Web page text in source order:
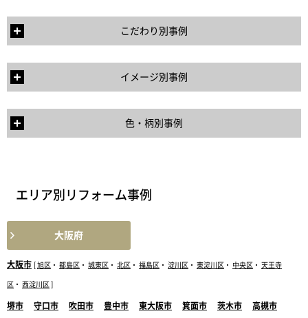
こだわり別事例
イメージ別事例
色・柄別事例
エリア別リフォーム事例
大阪府
大阪市 旭区 ・ 都島区 ・ 城東区 ・ 北区 ・ 福島区 ・ 淀川区 ・ 東淀川区 ・ 中央区 ・ 天王寺
区 ・ 西淀川区
堺市 守口市 吹田市 豊中市 東大阪市 箕面市 茨木市 高槻市